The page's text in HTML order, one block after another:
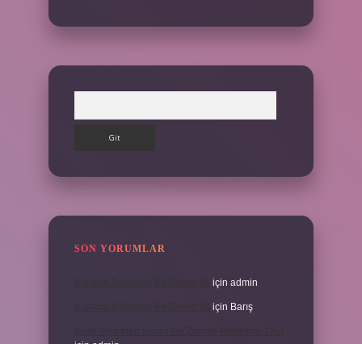
SON YORUMLAR
için admin
için Barış